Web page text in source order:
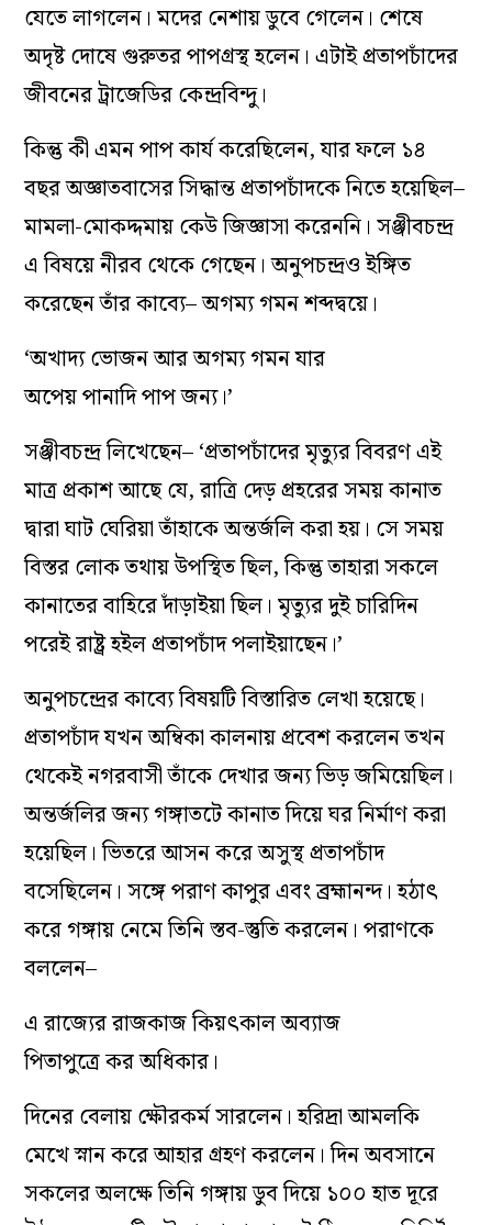
যেতে লাগলেন। মদের নেশায় ডুবে গেলেন। শেষে
অদৃষ্ট দোষে গুরুতর পাপগ্রস্থ হলেন। এটাই প্রতাপচাঁদের
জীবনের ট্রাজেডির কেন্দ্রবিন্দু।
কিন্তু কী এমন পাপ কার্য করেছিলেন, যার ফলে ১৪
বছর অজ্ঞাতবাসের সিদ্ধান্ত প্রতাপচাঁদকে নিতে হয়েছিল–
মামলা-মোকদ্দমায় কেউ জিজ্ঞাসা করেননি। সঞ্জীবচন্দ্র
এ বিষয়ে নীরব থেকে গেছেন। অনুপচন্দ্রও ইঙ্গিত
করেছেন তাঁর কাব্যে– অগম্য গমন শব্দদ্বয়ে।
‘অখাদ্য ভোজন আর অগম্য গমন যার
অপেয় পানাদি পাপ জন্য।’
সঞ্জীবচন্দ্র লিখেছেন– ‘প্রতাপচাঁদের মৃত্যুর বিবরণ এই
মাত্র প্রকাশ আছে যে, রাত্রি দেড় প্রহরের সময় কানাত
দ্বারা ঘাট ঘেরিয়া তাঁহাকে অন্তর্জলি করা হয়। সে সময়
বিস্তর লোক তথায় উপস্থিত ছিল, কিন্তু তাহারা সকলে
কানাতের বাহিরে দাঁড়াইয়া ছিল। মৃত্যুর দুই চারিদিন
পরেই রাষ্ট্র হইল প্রতাপচাঁদ পলাইয়াছেন।’
অনুপচন্দ্রের কাব্যে বিষয়টি বিস্তারিত লেখা হয়েছে।
প্রতাপচাঁদ যখন অম্বিকা কালনায় প্রবেশ করলেন তখন
থেকেই নগরবাসী তাঁকে দেখার জন্য ভিড় জমিয়েছিল।
অন্তর্জলির জন্য গঙ্গাতটে কানাত দিয়ে ঘর নির্মাণ করা
হয়েছিল। ভিতরে আসন করে অসুস্থ প্রতাপচাঁদ
বসেছিলেন। সঙ্গে পরাণ কাপুর এবং ব্রহ্মানন্দ। হঠাৎ
করে গঙ্গায় নেমে তিনি স্তব-স্তুতি করলেন। পরাণকে
বললেন–
এ রাজ্যের রাজকাজ কিয়ৎকাল অব্যাজ
পিতাপুত্রে কর অধিকার।
দিনের বেলায় ক্ষৌরকর্ম সারলেন। হরিদ্রা আমলকি
মেখে স্নান করে আহার গ্রহণ করলেন। দিন অবসানে
সকলের অলক্ষে তিনি গঙ্গায় ডুব দিয়ে ১০০ হাত দূরে